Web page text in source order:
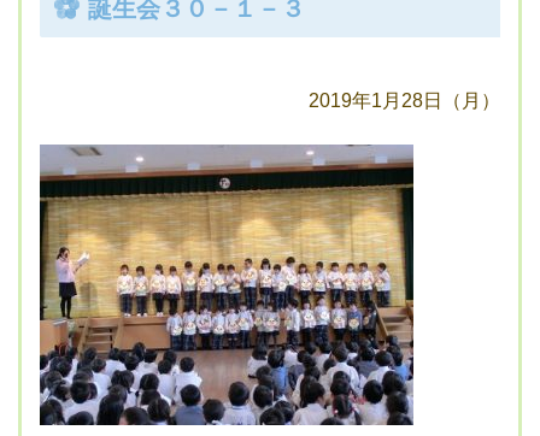
誕生会３０－１－３
2019年1月28日（月）